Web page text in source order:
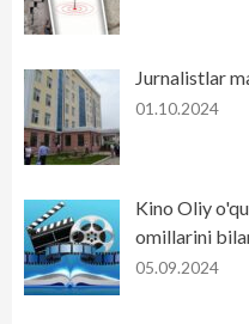
Jurnalistlar
01.10.2024
Kino Oliy
omillarini
05.09.2024